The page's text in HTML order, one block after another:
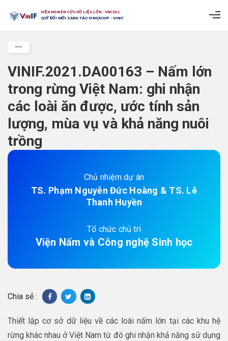
VIỆN NGHIÊN CỨU DỮ LIỆU LỚN - VNCDLL
QUỸ ĐỔI MỚI SÁNG TẠO VINGROUP - VINIF
VINIF.2021.DA00163 – Nấm lớn
trong rừng Việt Nam: ghi nhận
các loài ăn được, ước tính sản
lượng, mùa vụ và khả năng nuôi
trồng
Chủ nhiệm dự án
TS. Phạm Nguyễn Đức Hoàng & TS. Lê
Thanh Huyền
Tổ chức chủ trì
Viện Nấm và Công nghệ Sinh học
Chia sẻ :
Thiết lập cơ sở dữ liệu về các loài nấm lớn tại các khu hệ
rừng khác nhau ở Việt Nam từ đó ghi nhận khả năng sử dụng